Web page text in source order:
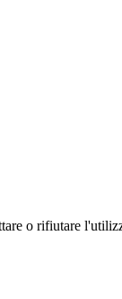
o rifiutare